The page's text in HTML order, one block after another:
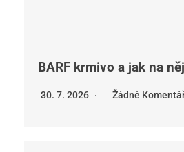
BARF krmivo a jak na něj
30. 7. 2026 Žádné